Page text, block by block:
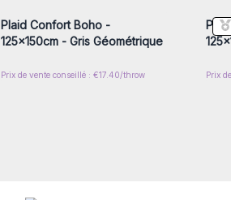
Prix
Plaid Confort Boho -
125x150cm - Gris Géométrique
Prix de vente conseillé : €17.40/throw Prix